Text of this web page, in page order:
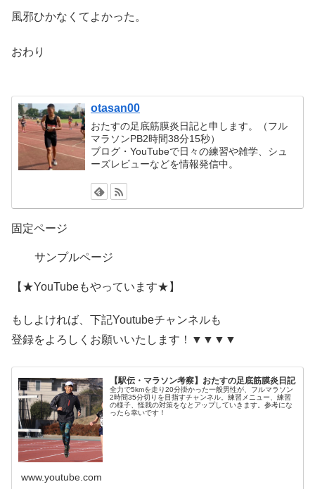
風邪ひかなくてよかった。
おわり
otasan00
おたすの足底筋膜炎日記と申します。（フル
マラソンPB2時間38分15秒）
ブログ・YouTubeで日々の練習や雑学、シュ
ーズレビューなどを情報発信中。
固定ページ
サンプルページ
【★YouTubeもやっています★】
もしよければ、下記Youtubeチャンネルも
登録をよろしくお願いいたします！▼▼▼▼
【駅伝・マラソン考察】おたすの足底筋膜炎日記
全力で5kmを走り20分掛かった一般男性が、フルマラソン
2時間35分切りを目指すチャンネル。練習メニュー、練習
の様子、怪我の対策をなとアップしていきます。参考にな
ったら幸いです！
www.youtube.com